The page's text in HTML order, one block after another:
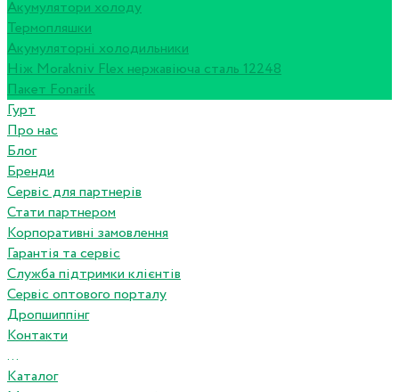
Акумулятори холоду
Термопляшки
Акумуляторні холодильники
Ніж Morakniv Flex нержавіюча сталь 12248
Пакет Fonarik
Гурт
Про нас
Блог
Бренди
Сервіс для партнерів
Стати партнером
Корпоративні замовлення
Гарантія та сервіс
Служба підтримки клієнтів
Сервіс оптового порталу
Дропшиппінг
Контакти
...
Каталог